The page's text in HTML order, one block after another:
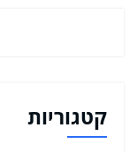
קטגוריות